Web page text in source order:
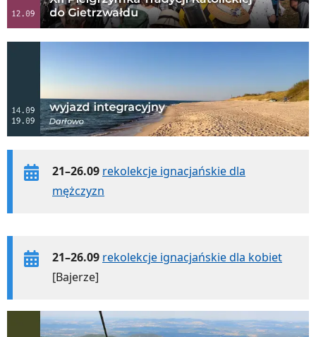
21–26.09 rekolekcje ignacjańskie dla
mężczyzn
21–26.09 rekolekcje ignacjańskie dla kobiet
[Bajerze]